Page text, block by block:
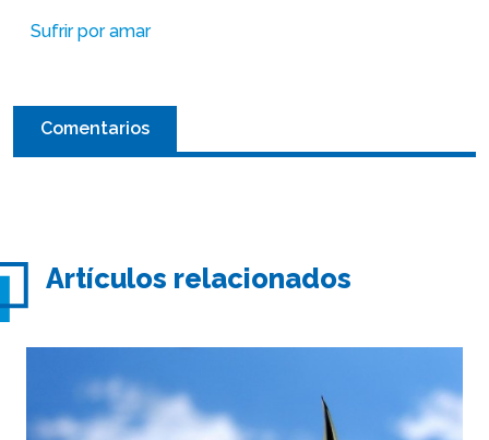
Sufrir por amar
Comentarios
Artículos relacionados